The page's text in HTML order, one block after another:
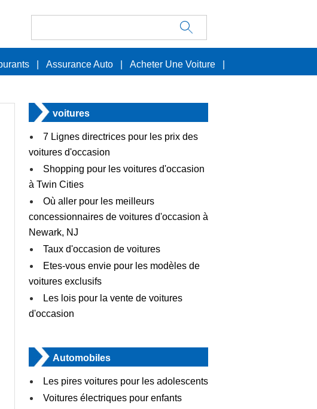
Assurance Auto Acheter Une Voiture
voitures
7 Lignes directrices pour les prix des
voitures d'occasion
Shopping pour les voitures d'occasion
à Twin Cities
Où aller pour les meilleurs
concessionnaires de voitures d'occasion à
Newark, NJ
Taux d'occasion de voitures
Etes-vous envie pour les modèles de
voitures exclusifs
Les lois pour la vente de voitures
d'occasion
Automobiles
Les pires voitures pour les adolescents
Voitures électriques pour enfants